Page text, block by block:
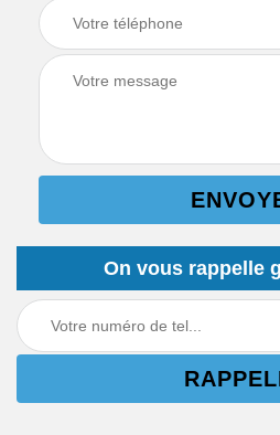
On vous rappelle